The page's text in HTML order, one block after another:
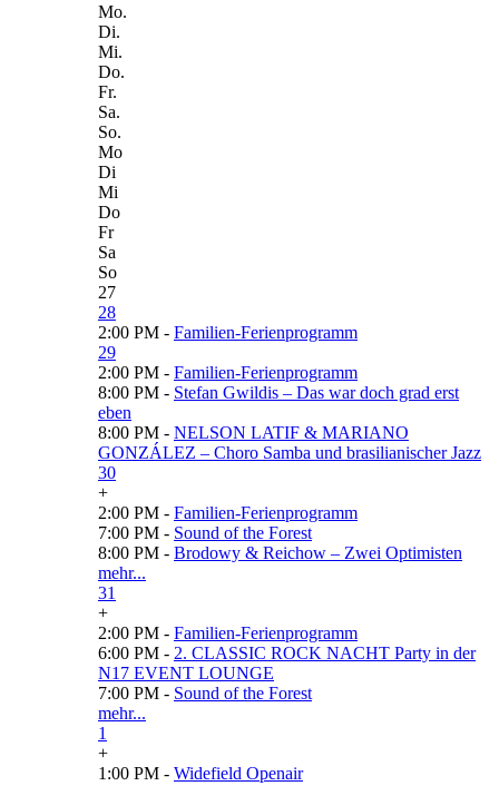
Mo.
Di.
Mi.
Do.
Fr.
Sa.
So.
Mo
Di
Mi
Do
Fr
Sa
So
27
28
2:00 PM - Familien-Ferienprogramm
29
2:00 PM - Familien-Ferienprogramm
8:00 PM - Stefan Gwildis – Das war doch grad erst
eben
8:00 PM - NELSON LATIF & MARIANO
GONZÁLEZ – Choro Samba und brasilianischer Jazz
30
+
2:00 PM - Familien-Ferienprogramm
7:00 PM - Sound of the Forest
8:00 PM - Brodowy & Reichow – Zwei Optimisten
mehr...
31
+
2:00 PM - Familien-Ferienprogramm
6:00 PM - 2. CLASSIC ROCK NACHT Party in der
N17 EVENT LOUNGE
7:00 PM - Sound of the Forest
mehr...
1
+
1:00 PM - Widefield Openair